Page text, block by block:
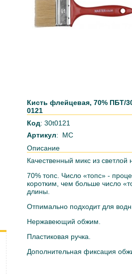
Кисть флейцевая, 70% ПБT/
0121
Код: 30t0121
Артикул: MC
Описание
Качественный микс из
70% топс. Число «топс» -
коротким, чем больше число
длины.
Отпимально подходит для
Нержавеющий обжим.
Пластиковая ручка.
Дополнительная фиксация